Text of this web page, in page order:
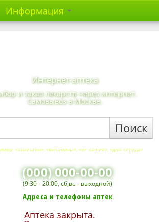
Информация
Интернет-аптека
и заказ лекарств через интернет.
Самовывоз в Москве.
Поиск
«анальгин», «витамины», «от кашля», «для сердца»
(000) 000-00-00
(9:30 - 20:00, сб,вс - выходной)
Адреса и телефоны аптек
Аптека закрыта.